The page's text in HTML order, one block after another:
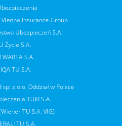
Vienna Insurance Group
Ubezpieczeń S.A.
Życie S.A.
WARTA S.A.
TU S.A.
z o.o. Oddział w Polsce
TUiR S.A.
TU S.A. VIG)
TU S.A.